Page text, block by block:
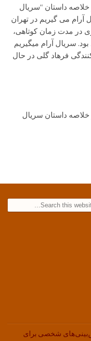
داستان “سریال
آرام می گیریم در تهران
در مدت زمان کوتاهی،
سریال آرام میگیریم
فرهاد گلی در حال
داستان سریال
چهارشنبه ۱۴ مرداد ۱۴۰۵: پیش‌بینی‌های شخصی برای